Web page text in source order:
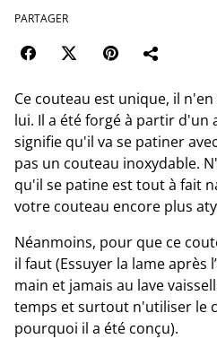
PARTAGER
Ce couteau est unique, il
lui. Il a été forgé à partir d'un
signifie qu'il va se patiner
pas un couteau inoxydable.
qu'il se patine est tout à fait
votre couteau encore plus
Néanmoins, pour que ce
il faut (Essuyer la lame après
main et jamais au lave
temps et surtout n'utiliser le
pourquoi il a été conçu).